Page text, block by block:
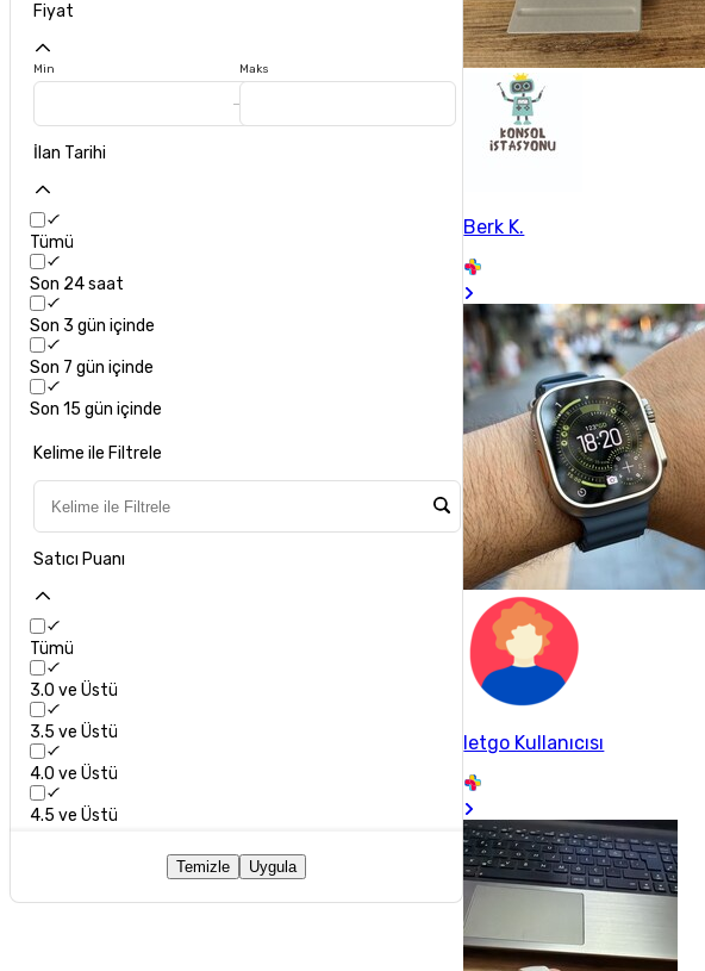
Fiyat
Min Maks
İlan Tarihi
Tümü
Son 24 saat
Son 3 gün içinde
Son 7 gün içinde
Son 15 gün içinde
Kelime ile Filtrele
Satıcı Puanı
Tümü
3.0 ve Üstü
3.5 ve Üstü
4.0 ve Üstü
4.5 ve Üstü
Temizle Uygula
Berk K.
letgo Kullanıcısı